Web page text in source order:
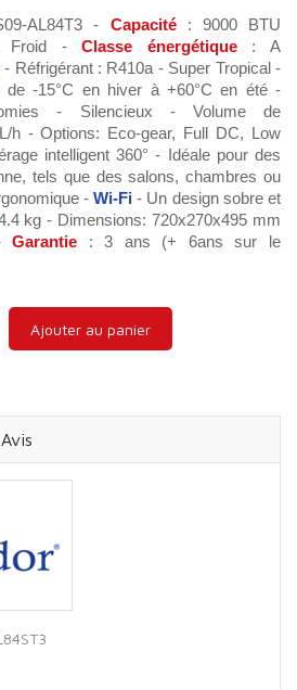
AL84T3 - Capacité : 9000 BTU
Froid -Classe énergétique: A
- Réfrigérant : R410a - Super Tropical -
de -15°C en hiver à +60°C en été -
- Silencieux - Volume de
h - Options: Eco-gear, Full DC, Low
intelligent 360° - Idéale pour des
tels que des salons, chambres ou
-Wi-Fi - Un design sobre et
kg - Dimensions: 720x270x495 mm
-Garantie : 3 ans (+ 6ans sur le
Ajouter au panier
Avis